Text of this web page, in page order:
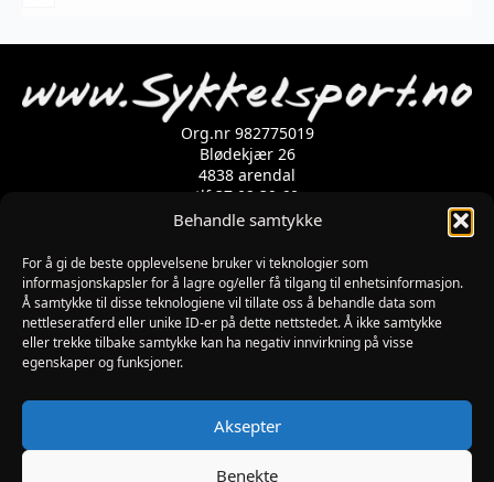
Behandle samtykke
For å gi de beste opplevelsene bruker vi teknologier som
informasjonskapsler for å lagre og/eller få tilgang til enhetsinformasjon.
Å samtykke til disse teknologiene vil tillate oss å behandle data som
nettleseratferd eller unike ID-er på dette nettstedet. Å ikke samtykke
eller trekke tilbake samtykke kan ha negativ innvirkning på visse
egenskaper og funksjoner.
Aksepter
Benekte
kan
på
produktsiden
Org.nr 982775019
Blødekjær 26
4838 arendal
tlf 37 02 39 60
Kontaktskjema
Åpningstider
MANDAG-FREDAG: 09:00-17:00
LØRDAG: 10:00-15:00
SØNDAG: STENGT
PÅSKEAFTEN OG PINSEAFTEN : 10:00-13:00
Informasjon
MIN SIDE
KJØPSBETINGELSER